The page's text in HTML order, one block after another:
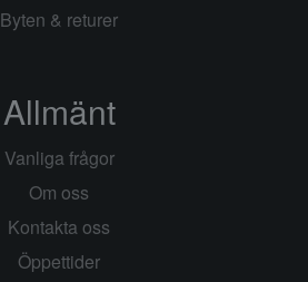
Byten & returer
Allmänt
Vanliga frågor
Om oss
Kontakta oss
Öppettider